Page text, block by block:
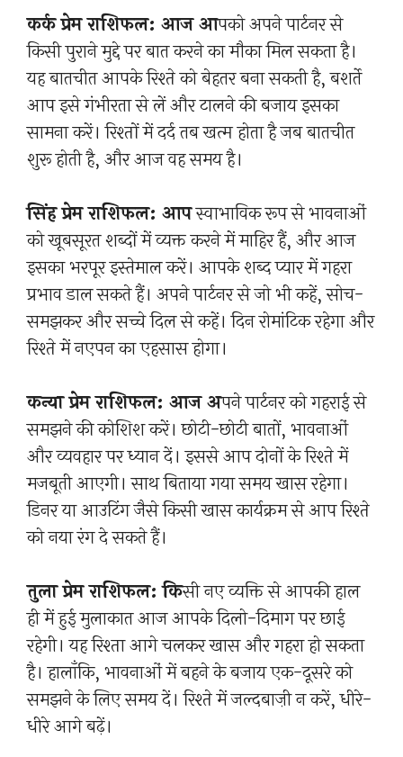
कर्क प्रेम राशिफल: आज आपको अपने पार्टनर से
किसी पुराने मुद्दे पर बात करने का मौका मिल सकता है।
यह बातचीत आपके रिश्ते को बेहतर बना सकती है, बशर्ते
आप इसे गंभीरता से लें और टालने की बजाय इसका
सामना करें। रिश्तों में दर्द तब खत्म होता है जब बातचीत
शुरू होती है, और आज वह समय है।
सिंह प्रेम राशिफल: आपस्वाभाविक रूप से भावनाओं
को खूबसूरत शब्दों में व्यक्त करने में माहिर हैं, और आज
इसका भरपूर इस्तेमाल करें। आपके शब्द प्यार में गहरा
प्रभाव डाल सकते हैं। अपने पार्टनर से जो भी कहें, सोच-
समझकर और सच्चे दिल से कहें। दिन रोमांटिक रहेगा और
रिश्ते में नएपन का एहसास होगा।
कन्या प्रेम राशिफल: आज अपने पार्टनर को गहराई से
समझने की कोशिश करें। छोटी-छोटी बातों, भावनाओं
और व्यवहार पर ध्यान दें। इससे आप दोनों के रिश्ते में
मजबूती आएगी। साथ बिताया गया समय खास रहेगा।
डिनर या आउटिंग जैसे किसी खास कार्यक्रम से आप रिश्ते
को नया रंग दे सकते हैं।
तुला प्रेम राशिफल: किसी नए व्यक्ति से आपकी हाल
ही में हुई मुलाकात आज आपके दिलो-दिमाग पर छाई
रहेगी। यह रिश्ता आगे चलकर खास और गहरा हो सकता
है। हालाँकि, भावनाओं में बहने के बजाय एक-दूसरे को
समझने के लिए समय दें। रिश्ते में जल्दबाज़ी न करें, धीरे-
धीरे आगे बढ़ें।